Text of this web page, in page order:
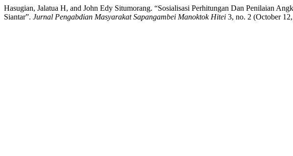
Hasugian, Jalatua H, and John Edy Situmorang. “Sosialisasi Perhitungan Dan Penilaian
Siantar”. Jurnal Pengabdian Masyarakat Sapangambei Manoktok Hitei 3, no. 2 (October